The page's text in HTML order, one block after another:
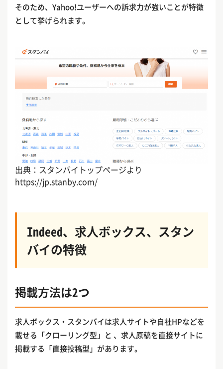
そのため、Yahoo!ユーザーへの訴求力が強いことが特徴
として挙げられます。
出典：スタンバイトップページより
https://jp.stanby.com/
Indeed、求人ボックス、スタン
バイの特徴
掲載方法は2つ
求人ボックス・スタンバイは求人サイトや自社HPなどを
載せる「クローリング型」と 、求人原稿を直接サイトに
掲載する「直接投稿型」があります。